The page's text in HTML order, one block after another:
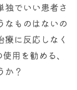
独でいい患者さ
なものはないの
に反応しなく
用を勧める、
か？